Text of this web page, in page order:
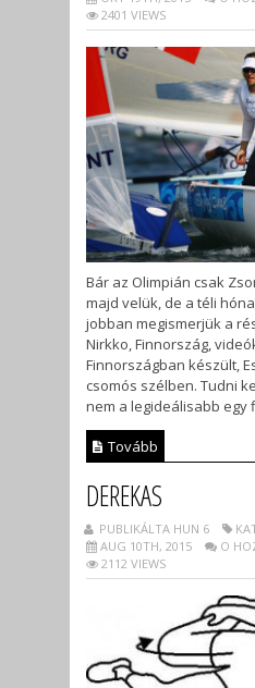
2401 VIEWS
Bár az Olimpián csak
majd velük, de a téli
jobban megismerjük a
Nirkko, Finnország,
Finnországban készült,
csomós szélben. Tudni
nem a legideálisabb egy
Tovább
DEREKAS
PUBLIKÁLTA HUN 6
AUG 10TH, 2015
O
2112 VIEWS